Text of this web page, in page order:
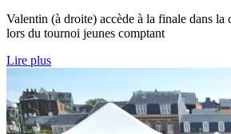
Valentin (à droite) accède à la finale dans la
lors du tournoi jeunes comptant
Lire plus